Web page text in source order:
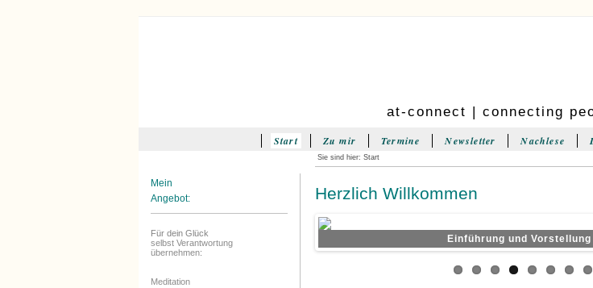
at-connect | connecting
Start Zu mir Termine Newsletter Nachlese
Mein
Angebot:
Für dein Glück
selbst Verantwortung
übernehmen:
Meditation
Sie sind hier: Start
Herzlich Willkommen
für Kinder in Klein Jasedow Einführung und Vorstellung